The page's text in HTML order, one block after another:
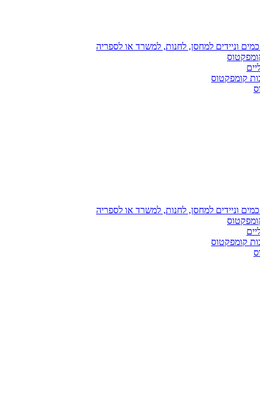
וניידים למחסן, לחנות, למשרד או לספריה
קומפקטוס
וניידים למחסן, לחנות, למשרד או לספריה
קומפקטוס